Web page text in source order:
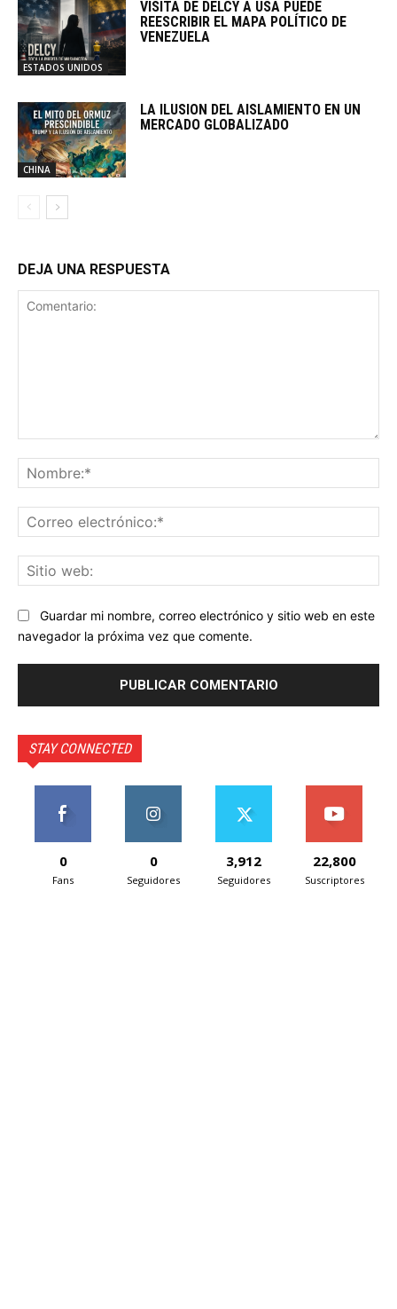
ESTADOS UNIDOS
VISITA DE DELCY A USA PUEDE
REESCRIBIR EL MAPA POLÍTICO DE
VENEZUELA
CHINA
LA ILUSION DEL AISLAMIENTO EN UN
MERCADO GLOBALIZADO
DEJA UNA RESPUESTA
Guardar mi nombre, correo electrónico y sitio web en este
navegador la próxima vez que comente.
STAY CONNECTED
0
Fans
0
Seguidores
3,912
Seguidores
22,800
Suscriptores